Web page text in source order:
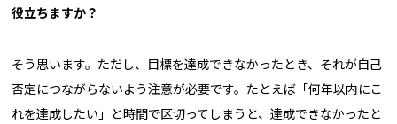
役立ちますか？
そう思います。ただし、目標を達成できなかったとき、それが自己
否定につながらないよう注意が必要です。たとえば「何年以内にこ
れを達成したい」と時間で区切ってしまうと、達成できなかったと